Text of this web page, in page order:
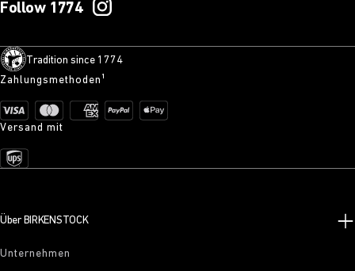
Follow 1774
Tradition since 1774
Zahlungsmethoden¹
Versand mit
Über BIRKENSTOCK
Unternehmen